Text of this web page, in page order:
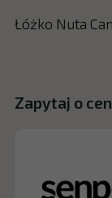
Łóżko Nuta
Zapytaj o